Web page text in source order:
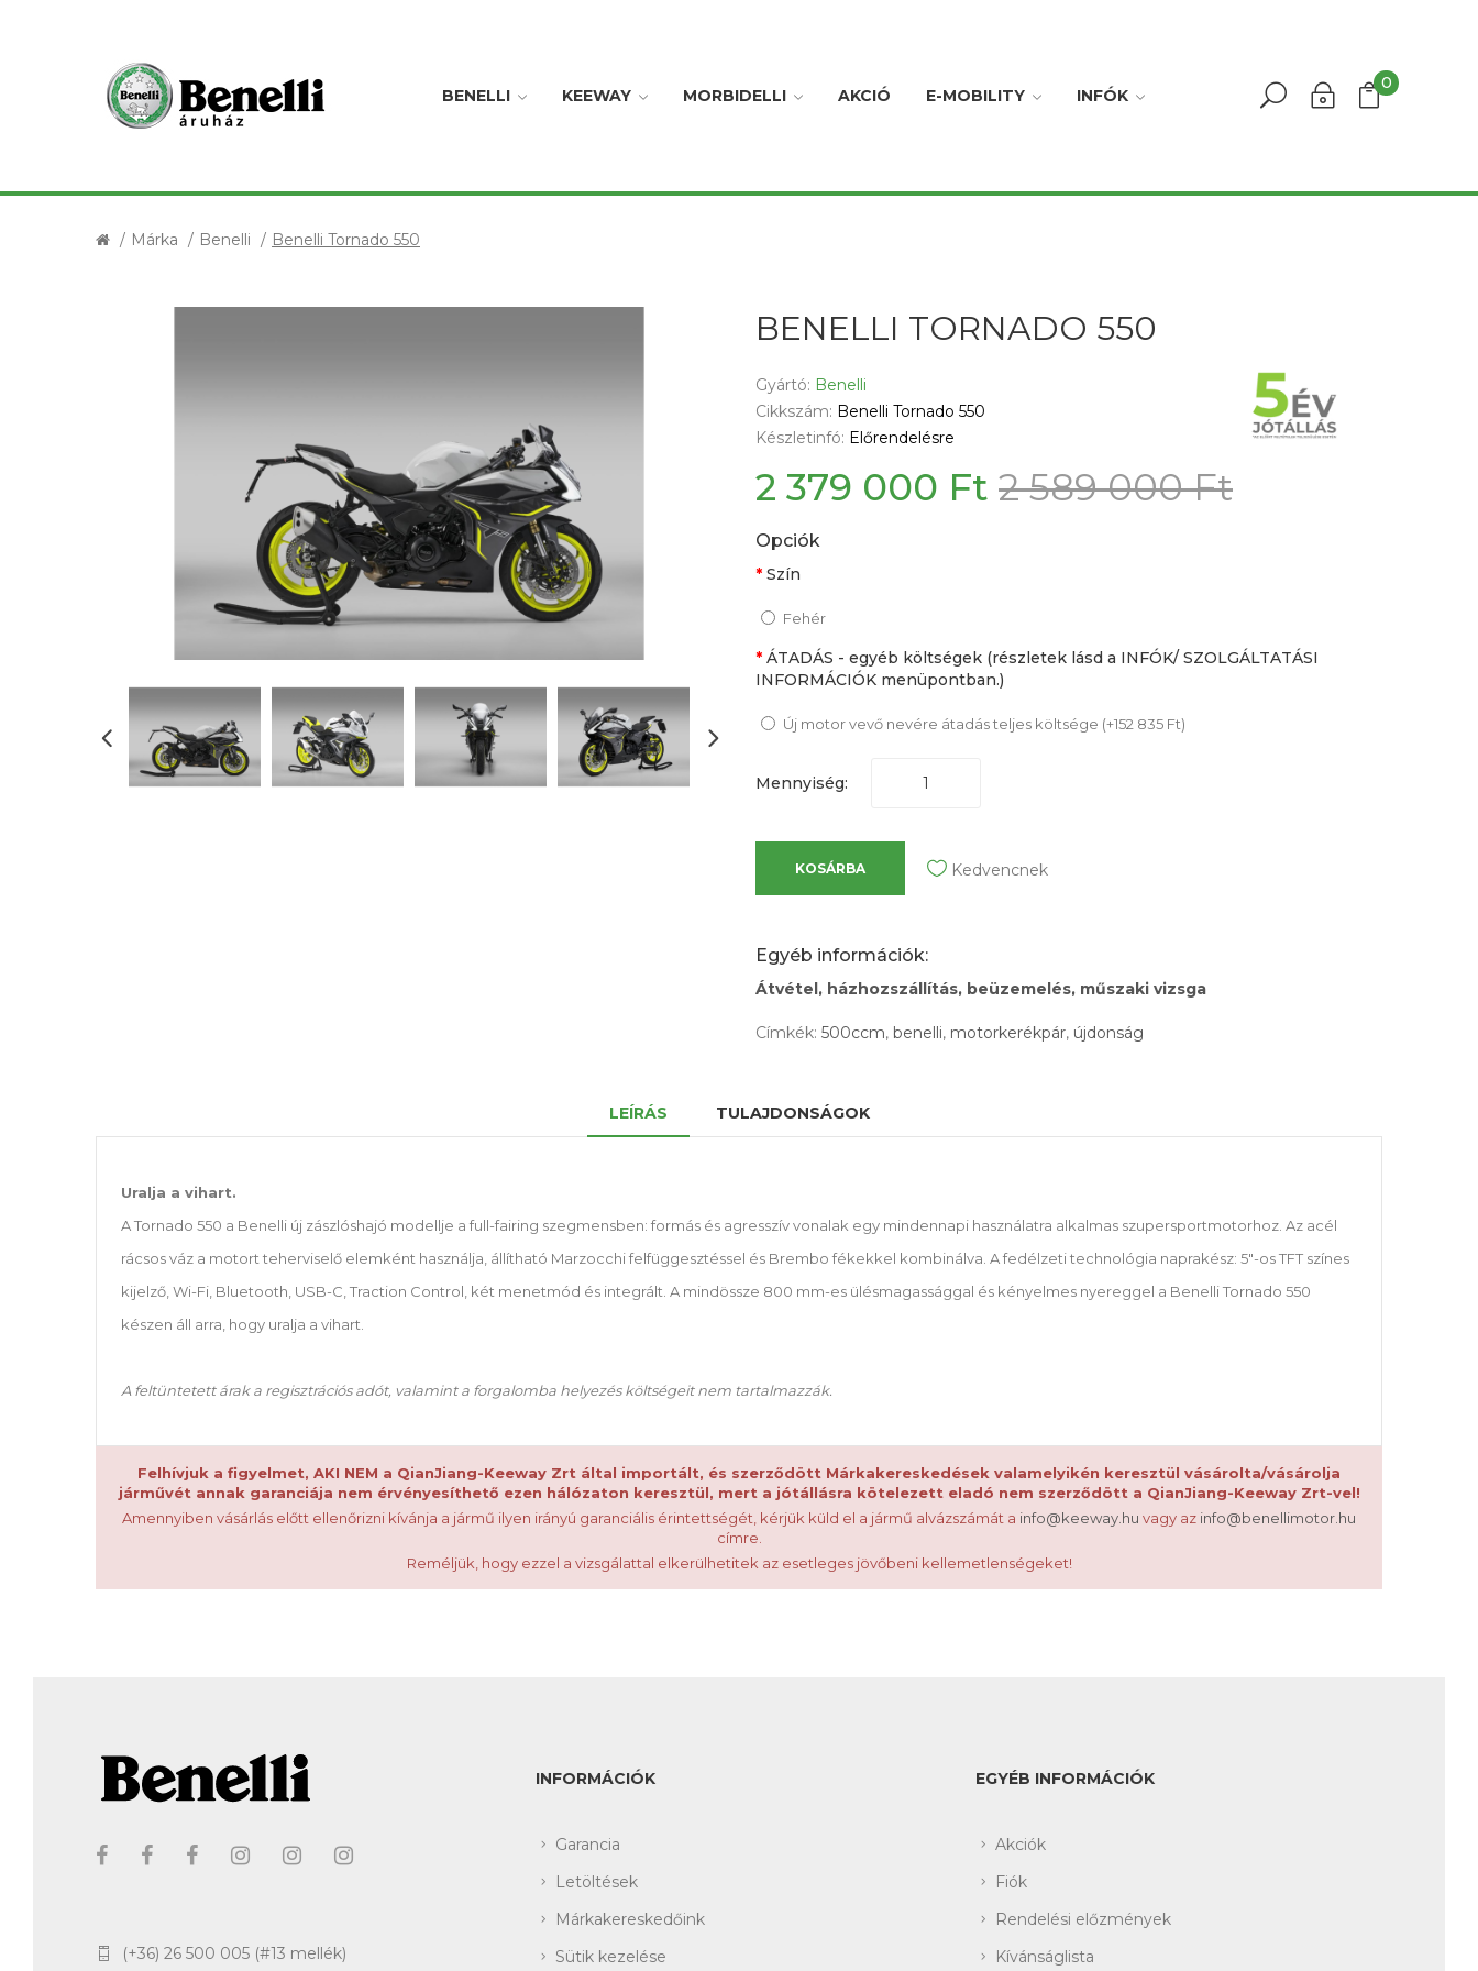
BENELLI KEEWAY MORBIDELLI AKCIÓ E-MOBILITY INFÓK
0
Márka Benelli Benelli Tornado 550
BENELLI TORNADO 550
Gyártó: Benelli
Cikkszám: Benelli Tornado 550
Készletinfó: Előrendelésre
2 379 000 Ft 2 589 000 Ft
Opciók
Szín
Fehér
ÁTADÁS - egyéb költségek (részletek lásd a INFÓK/ SZOLGÁLTATÁSI
INFORMÁCIÓK menüpontban.)
Új motor vevő nevére átadás teljes költsége (+152 835 Ft)
Mennyiség:
KOSÁRBA Kedvencnek
Egyéb információk:
Átvétel, házhozszállítás, beüzemelés, műszaki vizsga
Címkék: 500ccm, benelli, motorkerékpár, újdonság
LEÍRÁS TULAJDONSÁGOK
Uralja a vihart.
A Tornado 550 a Benelli új zászlóshajó modellje a full-fairing szegmensben: formás és agresszív vonalak egy mindennapi használatra alkalmas szupersportmotorhoz. Az acél
rácsos váz a motort teherviselő elemként használja, állítható Marzocchi felfüggesztéssel és Brembo fékekkel kombinálva. A fedélzeti technológia naprakész: 5"-os TFT színes
kijelző, Wi-Fi, Bluetooth, USB-C, Traction Control, két menetmód és integrált. A mindössze 800 mm-es ülésmagassággal és kényelmes nyereggel a Benelli Tornado 550
készen áll arra, hogy uralja a vihart.
A feltüntetett árak a regisztrációs adót, valamint a forgalomba helyezés költségeit nem tartalmazzák.
Felhívjuk a figyelmet, AKI NEM a QianJiang-Keeway Zrt által importált, és szerződött Márkakereskedések valamelyikén keresztül vásárolta/vásárolja
járművét annak garanciája nem érvényesíthető ezen hálózaton keresztül, mert a jótállásra kötelezett eladó nem szerződött a QianJiang-Keeway Zrt-vel!
Amennyiben vásárlás előtt ellenőrizni kívánja a jármű ilyen irányú garanciális érintettségét, kérjük küld el a jármű alvázszámát a info@keeway.hu vagy az info@benellimotor.hu
címre.
Reméljük, hogy ezzel a vizsgálattal elkerülhetitek az esetleges jövőbeni kellemetlenségeket!
(+36) 26 500 005 (#13 mellék)
INFORMÁCIÓK
Garancia
Letöltések
Márkakereskedőink
Sütik kezelése
EGYÉB INFORMÁCIÓK
Akciók
Fiók
Rendelési előzmények
Kívánságlista